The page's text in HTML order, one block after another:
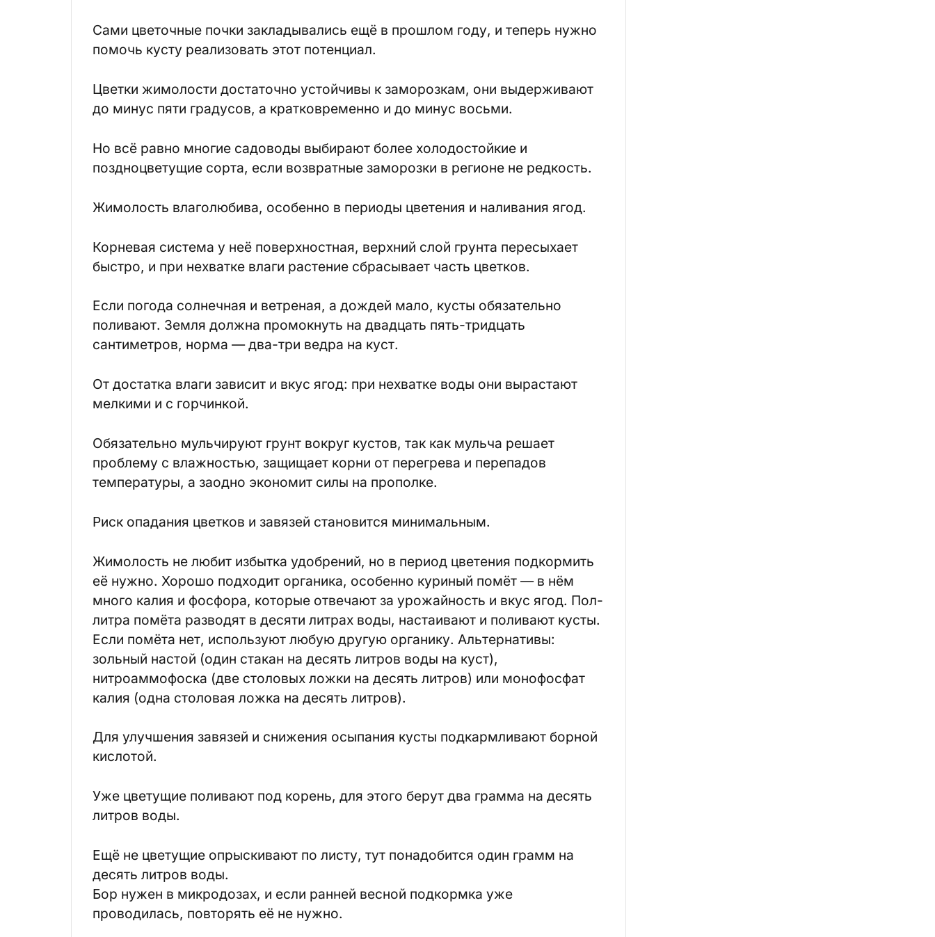
Сами цветочные почки закладывались ещё в прошлом году, и теперь нужно
помочь кусту реализовать этот потенциал.
Цветки жимолости достаточно устойчивы к заморозкам, они выдерживают
до минус пяти градусов, а кратковременно и до минус восьми.
Но всё равно многие садоводы выбирают более холодостойкие и
поздноцветущие сорта, если возвратные заморозки в регионе не редкость.
Жимолость влаголюбива, особенно в периоды цветения и наливания ягод.
Корневая система у неё поверхностная, верхний слой грунта пересыхает
быстро, и при нехватке влаги растение сбрасывает часть цветков.
Если погода солнечная и ветреная, а дождей мало, кусты обязательно
поливают. Земля должна промокнуть на двадцать пять-тридцать
сантиметров, норма — два-три ведра на куст.
От достатка влаги зависит и вкус ягод: при нехватке воды они вырастают
мелкими и с горчинкой.
Обязательно мульчируют грунт вокруг кустов, так как мульча решает
проблему с влажностью, защищает корни от перегрева и перепадов
температуры, а заодно экономит силы на прополке.
Риск опадания цветков и завязей становится минимальным.
Жимолость не любит избытка удобрений, но в период цветения подкормить
её нужно. Хорошо подходит органика, особенно куриный помёт — в нём
много калия и фосфора, которые отвечают за урожайность и вкус ягод. Пол-
литра помёта разводят в десяти литрах воды, настаивают и поливают кусты.
Если помёта нет, используют любую другую органику. Альтернативы:
зольный настой (один стакан на десять литров воды на куст),
нитроаммофоска (две столовых ложки на десять литров) или монофосфат
калия (одна столовая ложка на десять литров).
Для улучшения завязей и снижения осыпания кусты подкармливают борной
кислотой.
Уже цветущие поливают под корень, для этого берут два грамма на десять
литров воды.
Ещё не цветущие опрыскивают по листу, тут понадобится один грамм на
десять литров воды.
Бор нужен в микродозах, и если ранней весной подкормка уже
проводилась, повторять её не нужно.